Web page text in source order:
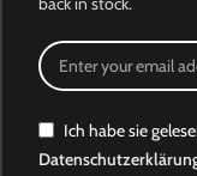
Ich habe sie